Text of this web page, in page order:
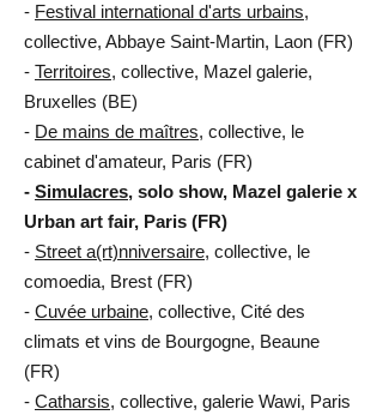
- Festival international d'arts urbains,
collective, Abbaye Saint-Martin, Laon (FR)
- Territoires, collective, Mazel galerie,
Bruxelles (BE)
- De mains de maîtres, collective, le
cabinet d'amateur, Paris (FR)
- Simulacres, solo show, Mazel galerie x
Urban art fair, Paris (FR)
- Street a(rt)nniversaire, collective, le
comoedia, Brest (FR)
- Cuvée urbaine, collective, Cité des
climats et vins de Bourgogne, Beaune
(FR)
- Catharsis, collective, galerie Wawi, Paris